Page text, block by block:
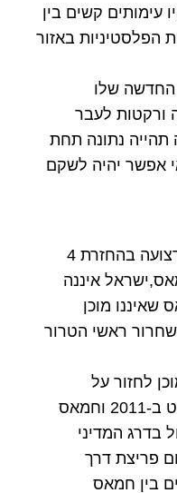
עימותים קשים בין
הפלסטיניות באזור
החדשה שלו
ורקטות לעבר
נתונה תחת
אפשר יהיה לשקם
ב.ישראל מתנה את שיקום הרצועה בהחזרת 4
איננה
שאיננו מוכן
ראשי הטרור
לחזור על
השגיאות שנעשו בעסקת שליט ב-2011 וחמאס
בדרג המדיני
פריצת דרך
בין חמאס